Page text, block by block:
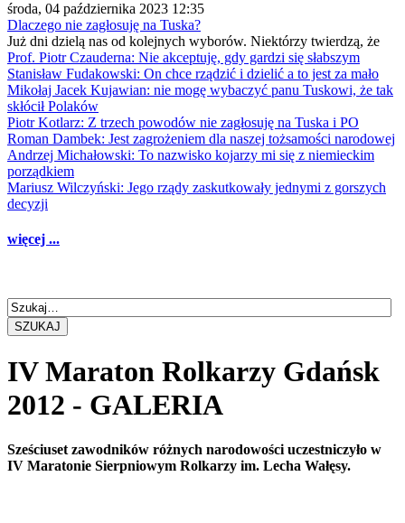
środa, 04 października 2023 12:35
Dlaczego nie zagłosuję na Tuska?
Już dni dzielą nas od kolejnych wyborów. Niektórzy twierdzą, że
Prof. Piotr Czauderna: Nie akceptuję, gdy gardzi się słabszym
Stanisław Fudakowski: On chce rządzić i dzielić a to jest za mało
Mikołaj Jacek Kujawian: nie mogę wybaczyć panu Tuskowi, że tak
skłócił Polaków
Piotr Kotlarz: Z trzech powodów nie zagłosuję na Tuska i PO
Roman Dambek: Jest zagrożeniem dla naszej tożsamości narodowej
Andrzej Michałowski: To nazwisko kojarzy mi się z niemieckim
porządkiem
Mariusz Wilczyński: Jego rządy zaskutkowały jednymi z gorszych
decyzji
więcej ...
SZUKAJ
IV Maraton Rolkarzy Gdańsk
2012 - GALERIA
Sześciuset zawodników różnych narodowości uczestniczyło w
IV Maratonie Sierpniowym Rolkarzy im. Lecha Wałęsy.